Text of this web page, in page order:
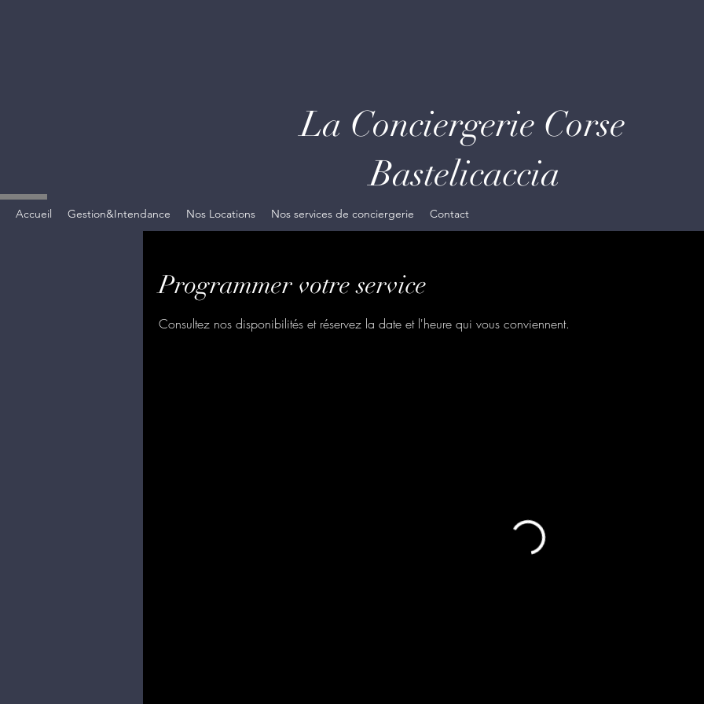
La Conciergerie
Bastelicaccia
Accueil Gestion&Intendance Nos Locations Nos services de conciergerie Contact
Programmer votre service
Consultez nos disponibilités et réservez la date et l'heure qui vous conviennent.